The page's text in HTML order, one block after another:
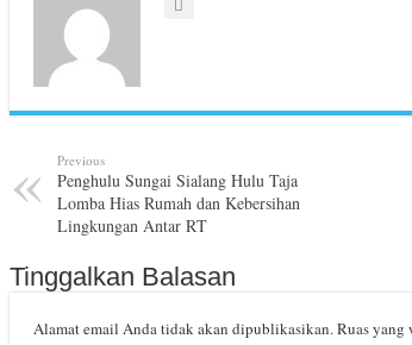
Previous
Penghulu Sungai Sialang Hulu Taja
Lomba Hias Rumah dan Kebersihan
Lingkungan Antar RT
Tinggalkan Balasan
Alamat email Anda tidak akan dipublikasikan.Ruas yang